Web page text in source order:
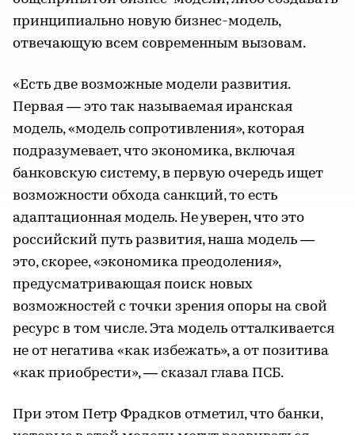
принципиально новую бизнес-модель,
отвечающую всем современным вызовам.
«Есть две возможные модели развития.
Первая — это так называемая иранская
модель, «модель сопротивления», которая
подразумевает, что экономика, включая
банковскую систему, в первую очередь ищет
возможности обхода санкций, то есть
адаптационная модель. Не уверен, что это
российский путь развития, наша модель —
это, скорее, «экономика преодоления»,
предусматривающая поиск новых
возможностей с точки зрения опоры на свой
ресурс в том числе. Эта модель отталкивается
не от негатива «как избежать», а от позитива
«как приобрести», — сказал глава ПСБ.
При этом Петр Фрадков отметил, что банки,